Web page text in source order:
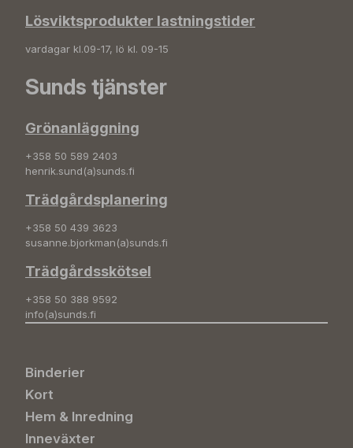
Lösviktsprodukter lastningstider
vardagar kl.09-17, lö kl. 09-15
Sunds tjänster
Grönanläggning
+358 50 589 2403
henrik.sund(a)sunds.fi
Trädgårdsplanering
+358 50 439 3623
susanne.bjorkman(a)sunds.fi
Trädgårdsskötsel
+358 50 388 9592
info(a)sunds.fi
Binderier
Kort
Hem & Inredning
Inneväxter